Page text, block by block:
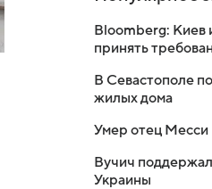
Bloomberg: Киев
принять
В Севастополе
жилых дома
Умер отец Месси
Вучич
Украины